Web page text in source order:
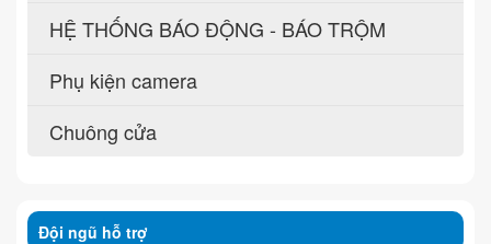
HỆ THỐNG BÁO ĐỘNG - BÁO TRỘM
Phụ kiện camera
Chuông cửa
Đội ngũ hỗ trợ